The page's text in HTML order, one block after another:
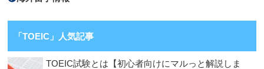
「TOEIC」人気記事
TOEIC試験とは【初心者向けにマルっと解説しま